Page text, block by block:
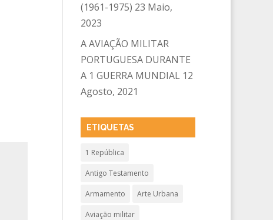
(1961-1975) 23 Maio,
2023
A AVIAÇÃO MILITAR
PORTUGUESA DURANTE
A 1 GUERRA MUNDIAL 12
Agosto, 2021
ETIQUETAS
1 República
Antigo Testamento
Armamento Arte Urbana
Aviação militar